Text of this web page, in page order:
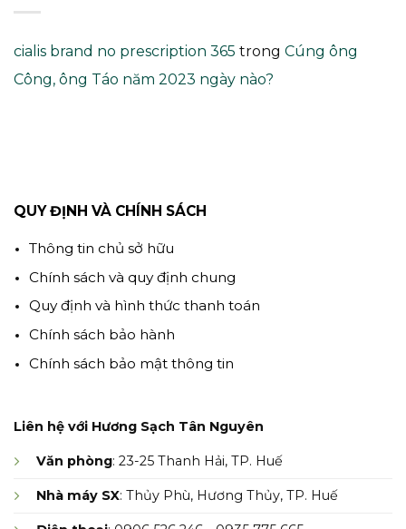
cialis brand no prescription 365 trong Cúng ông
Công, ông Táo năm 2023 ngày nào?
QUY ĐỊNH VÀ CHÍNH SÁCH
Thông tin chủ sở hữu
Chính sách và quy định chung
Quy định và hình thức thanh toán
Chính sách bảo hành
Chính sách bảo mật thông tin
Liên hệ với Hương Sạch Tân Nguyên
Văn phòng: 23-25 Thanh Hải, TP. Huế
Nhà máy SX: Thủy Phù, Hương Thủy, TP. Huế